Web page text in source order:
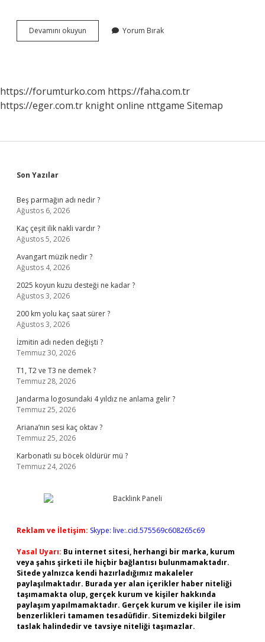
Devamını okuyun
Nasıl
Yorum Bırak
https://forumturko.com https://faha.com.tr
https://eger.com.tr knight online nttgame Sitemap
Sidebar
Son Yazılar
Beş parmağın adı nedir ?
Ağustos 6, 2026
Kaç çeşit ilik nakli vardır ?
Ağustos 5, 2026
Avangart müzik nedir ?
Ağustos 4, 2026
2025 koyun kuzu desteği ne kadar ?
Ağustos 3, 2026
200 km yolu kaç saat sürer ?
Ağustos 3, 2026
İzmitin adı neden değişti ?
Temmuz 30, 2026
T1, T2 ve T3 ne demek ?
Temmuz 28, 2026
Jandarma logosundaki 4 yıldız ne anlama gelir ?
Temmuz 25, 2026
Ariana’nın sesi kaç oktav ?
Temmuz 25, 2026
Karbonatlı su böcek öldürür mü ?
Temmuz 24, 2026
Reklam ve İletişim: Skype: live:.cid.575569c608265c69
Yasal Uyarı: Bu internet sitesi, herhangi bir marka, kurum
veya şahıs şirketi ile hiçbir bağlantısı bulunmamaktadır.
Sitede yalnızca kendi hazırladığımız makaleler
paylaşılmaktadır. Burada yer alan içerikler haber niteliği
taşımamakta olup, gerçek kurum ve kişiler hakkında
paylaşım yapılmamaktadır. Gerçek kurum ve kişiler ile isim
benzerlikleri tamamen tesadüfidir. Sitemizdeki bilgiler
taslak halindedir ve tavsiye niteliği taşımazlar.